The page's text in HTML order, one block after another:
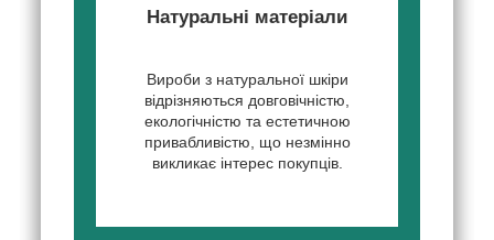
Натуральні матеріали
Вироби з натуральної шкіри
відрізняються довговічністю,
екологічністю та естетичною
привабливістю, що незмінно
викликає інтерес покупців.